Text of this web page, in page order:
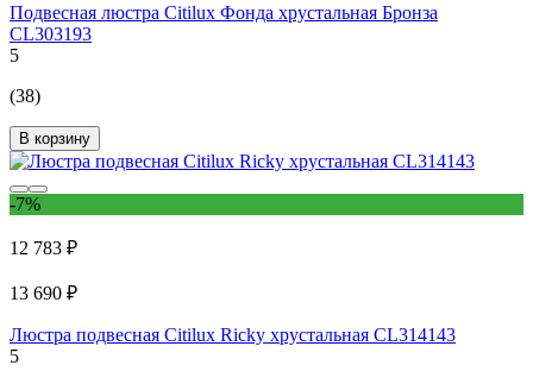
Подвесная люстра Citilux Фонда хрустальная Бронза
CL303193
5
(38)
В корзину
-7%
12 783 ₽
13 690 ₽
Люстра подвесная Citilux Ricky хрустальная CL314143
5